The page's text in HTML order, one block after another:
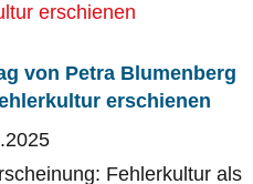
von Petra Blumenberg
erschienen
Fehlerkultur als